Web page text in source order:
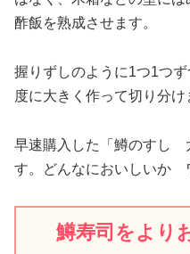
酢飯を熟成させます。
握りずしのように1つ1つ
度に大きく作って切り分け
早速購入した「鱒のすし
す。どんなにおいしいか
鱒寿司をより